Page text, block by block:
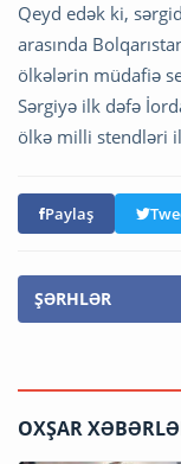
Qeyd edək ki,
arasında
ölkələrin müdafiə
Sərgiyə ilk dəfə
ölkə milli stendləri
Paylaş
ŞƏRHLƏR
OXŞAR